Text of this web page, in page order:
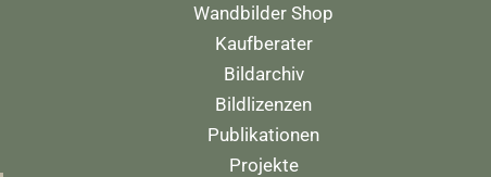
Wandbilder Shop
Kaufberater
Bildarchiv
Bildlizenzen
Publikationen
Projekte